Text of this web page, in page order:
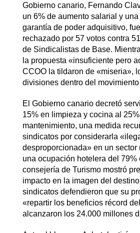
Gobierno canario, Fernando
un 6% de aumento salarial y
garantía de poder adquisitivo,
rechazado por 57 votos contra
de Sindicalistas de Base.
la propuesta «insuficiente pero
CCOO la tildaron de «miseria»,
divisiones dentro del
El Gobierno canario decretó
15% en limpieza y cocina al
mantenimiento, una medida
sindicatos por considerarla
desproporcionada» en un sector
una ocupación hotelera del 79%
consejería de Turismo mostró
impacto en la imagen del
sindicatos defendieron que su
«repartir los beneficios récord
alcanzaron los 24.000 millones